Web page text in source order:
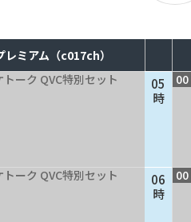
レミアム（c017ch）
ーク QVC特別セット
ーク QVC特別セット
05
時
06
時
00
00